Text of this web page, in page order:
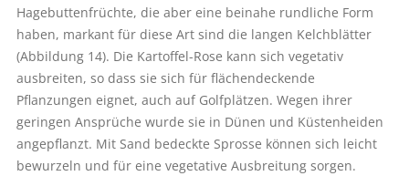
Hagebuttenfrüchte, die aber eine beinahe rundliche Form
haben, markant für diese Art sind die langen Kelchblätter
(Abbildung 14). Die Kartoffel-Rose kann sich vegetativ
ausbreiten, so dass sie sich für flächendeckende
Pflanzungen eignet, auch auf Golfplätzen. Wegen ihrer
geringen Ansprüche wurde sie in Dünen und Küstenheiden
angepflanzt. Mit Sand bedeckte Sprosse können sich leicht
bewurzeln und für eine vegetative Ausbreitung sorgen.